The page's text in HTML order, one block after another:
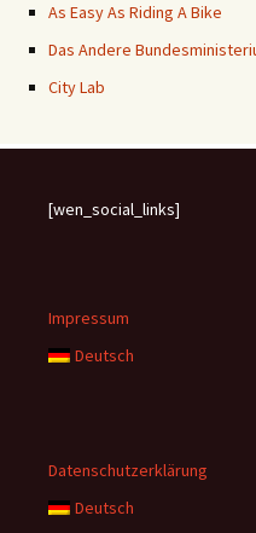
As Easy As Riding A Bike
Das Andere
City Lab
[wen_social_links]
Impressum
Deutsch
Datenschutzerklärung
Deutsch